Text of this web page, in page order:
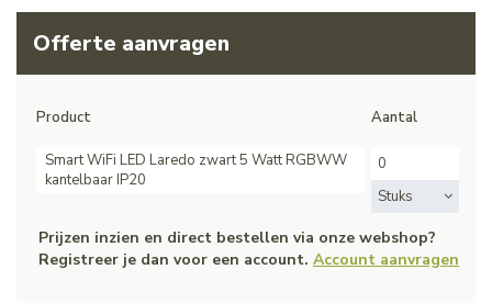
Offerte aanvragen
Product Aantal
Smart WiFi LED Laredo zwart 5 Watt RGBWW
kantelbaar IP20
Stuks
Prijzen inzien en direct bestellen via onze webshop?
Registreer je dan voor een account. Account aanvragen